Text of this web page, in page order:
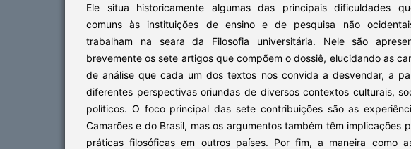
Ele situa historicamente algumas das principais dificuldades
comuns às instituições de ensino e de pesquisa não
trabalham na seara da Filosofia universitária. Nele são
brevemente os sete artigos que compõem o dossiê, elucidando as
de análise que cada um dos textos nos convida a desvendar, a
diferentes perspectivas oriundas de diversos contextos culturais,
políticos. O foco principal das sete contribuições são as
Camarões e do Brasil, mas os argumentos também têm implicações
práticas filosóficas em outros países. Por fim, a maneira como